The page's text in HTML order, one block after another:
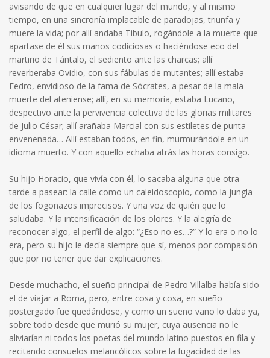
avisando de que en cualquier lugar del mundo, y al mismo
tiempo, en una sincronía implacable de paradojas, triunfa y
muere la vida; por allí andaba Tibulo, rogándole a la muerte que
apartase de él sus manos codiciosas o haciéndose eco del
martirio de Tántalo, el sediento ante las charcas; allí
reverberaba Ovidio, con sus fábulas de mutantes; allí estaba
Fedro, envidioso de la fama de Sócrates, a pesar de la mala
muerte del ateniense; allí, en su memoria, estaba Lucano,
despectivo ante la pervivencia colectiva de las glorias militares
de Julio César; allí arañaba Marcial con sus estiletes de punta
envenenada… Allí estaban todos, en fin, murmurándole en un
idioma muerto. Y con aquello echaba atrás las horas consigo.
Su hijo Horacio, que vivía con él, lo sacaba alguna que otra
tarde a pasear: la calle como un caleidoscopio, como la jungla
de los fogonazos imprecisos. Y una voz de quién que lo
saludaba. Y la intensificación de los olores. Y la alegría de
reconocer algo, el perfil de algo: “¿Eso no es…?” Y lo era o no lo
era, pero su hijo le decía siempre que sí, menos por compasión
que por no tener que dar explicaciones.
Desde muchacho, el sueño principal de Pedro Villalba había sido
el de viajar a Roma, pero, entre cosa y cosa, en sueño
postergado fue quedándose, y como un sueño vano lo daba ya,
sobre todo desde que murió su mujer, cuya ausencia no le
aliviarían ni todos los poetas del mundo latino puestos en fila y
recitando consuelos melancólicos sobre la fugacidad de las